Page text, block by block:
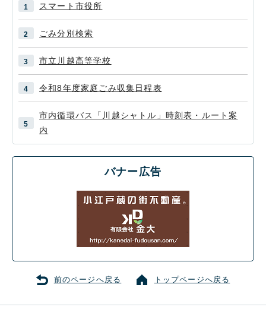
スマート市役所
ごみ分別検索
市立川越高等学校
令和8年度家庭ごみ収集日程表
市内循環バス「川越シャトル」時刻表・ルート案
内
バナー広告
前のページへ戻る トップページへ戻る